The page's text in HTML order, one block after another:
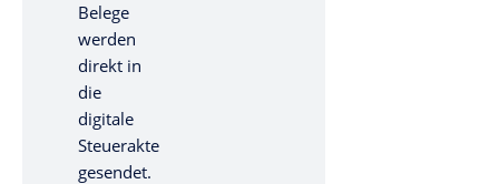
Belege
werden
direkt in
die
digitale
Steuerakte
gesendet.